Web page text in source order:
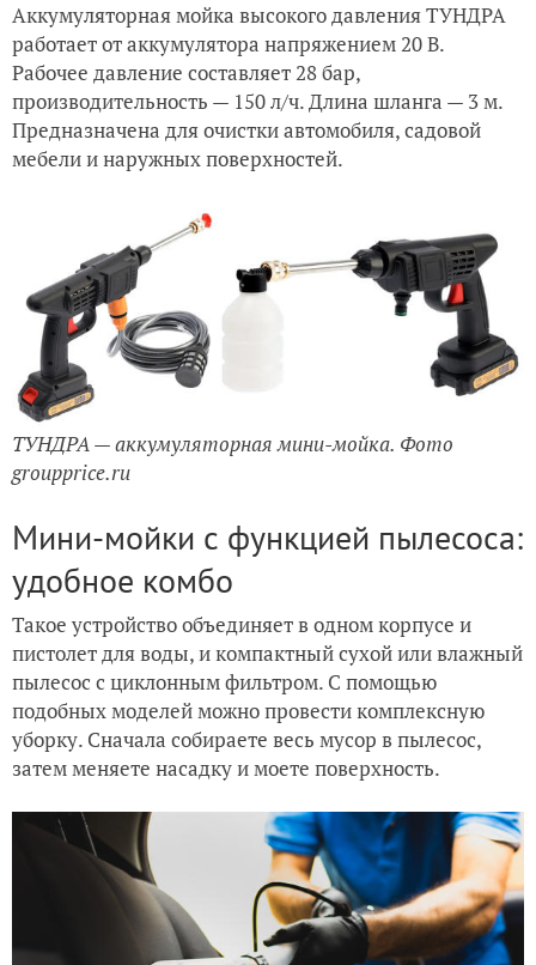
Аккумуляторная мойка высокого давления ТУНДРА
работает от аккумулятора напряжением 20 В.
Рабочее давление составляет 28 бар,
производительность — 150 л/ч. Длина шланга — 3 м.
Предназначена для очистки автомобиля, садовой
мебели и наружных поверхностей.
ТУНДРА — аккумуляторная мини-мойка. Фото
groupprice.ru
Мини-мойки с функцией пылесоса:
удобное комбо
Такое устройство объединяет в одном корпусе и
пистолет для воды, и компактный сухой или влажный
пылесос с циклонным фильтром. С помощью
подобных моделей можно провести комплексную
уборку. Сначала собираете весь мусор в пылесос,
затем меняете насадку и моете поверхность.